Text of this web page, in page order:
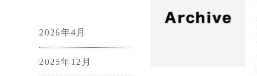
2026年4月
2025年12月